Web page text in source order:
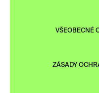
VŠEOBECNÉ
ZÁSADY